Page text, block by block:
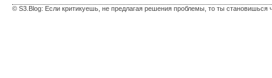
© S3.Blog: Если критикуешь, не предлагая решения проблемы, то ты становишься